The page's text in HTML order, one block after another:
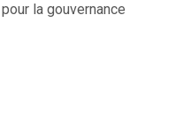
la gouvernance